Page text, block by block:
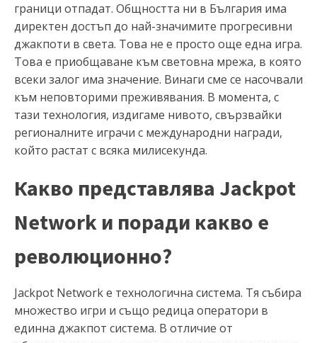
граници отпадат. Общността ни в България има
директен достъп до най-значимите прогресивни
джакпоти в света. Това не е просто още една игра.
Това е приобщаване към световна мрежа, в която
всеки залог има значение. Винаги сме се насочвали
към неповторими преживявания. В момента, с
тази технология, издигаме нивото, свързвайки
регионалните играчи с международни награди,
който растат с всяка милисекунда.
Какво представлява Jackpot
Network и поради какво е
революционно?
Jackpot Network е технологична система. Тя събира
множество игри и също редица оператори в
единна джакпот система. В отличие от